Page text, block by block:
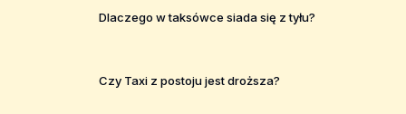
Dlaczego w taksówce siada się z tyłu?
Czy Taxi z postoju jest droższa?